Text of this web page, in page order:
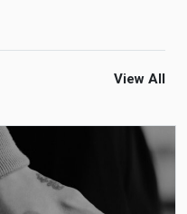
View All